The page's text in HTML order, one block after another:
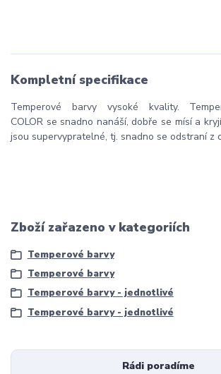
Kompletní specifikace
Temperové barvy vysoké kvality.
COLOR se snadno nanáší, dobře se mísí a
jsou supervypratelné, tj. snadno se odstraní z
Zboží zařazeno v kategoriích
Temperové barvy
Temperové barvy
Temperové barvy - jednotlivé
Temperové barvy - jednotlivé
Rádi poradíme